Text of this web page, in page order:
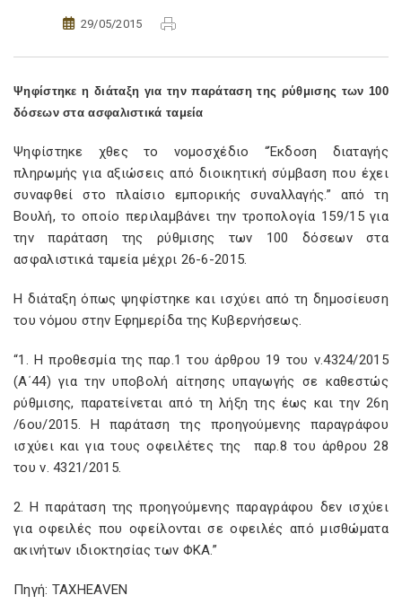
29/05/2015
Ψηφίστηκε η διάταξη για την παράταση της ρύθμισης των 100
δόσεων στα ασφαλιστικά ταμεία
Ψηφίστηκε χθες το νομοσχέδιο “Έκδοση διαταγής
πληρωμής για αξιώσεις από διοικητική σύμβαση που έχει
συναφθεί στο πλαίσιο εμπορικής συναλλαγής.” από τη
Βουλή, το οποίο περιλαμβάνει την τροπολογία 159/15 για
την παράταση της ρύθμισης των 100 δόσεων στα
ασφαλιστικά ταμεία μέχρι 26-6-2015.
Η διάταξη όπως ψηφίστηκε και ισχύει από τη δημοσίευση
του νόμου στην Εφημερίδα της Κυβερνήσεως.
“1. Η προθεσμία της παρ.1 του άρθρου 19 του ν.4324/2015
(Α΄44) για την υποβολή αίτησης υπαγωγής σε καθεστώς
ρύθμισης, παρατείνεται από τη λήξη της έως και την 26η
/6ου/2015. H παράταση της προηγούμενης παραγράφου
ισχύει και για τους οφειλέτες της παρ.8 του άρθρου 28
του ν. 4321/2015.
2. Η παράταση της προηγούμενης παραγράφου δεν ισχύει
για οφειλές που οφείλονται σε οφειλές από μισθώματα
ακινήτων ιδιοκτησίας των ΦΚΑ.”
Πηγή: TAXHEAVEN